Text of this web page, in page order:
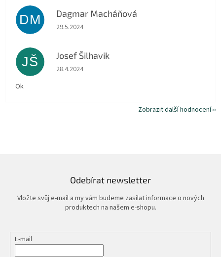
DM Dagmar Macháňová
Hodnocení obchodu je 5 z 5 hvězdiček.
29.5.2024
JŠ Josef Šilhavik
Hodnocení obchodu je 5 z 5 hvězdiček.
28.4.2024
Ok
Zobrazit další hodnocení
Odebírat newsletter
Vložte svůj e-mail a my vám budeme zasílat informace o nových
produktech na našem e-shopu.
E-mail